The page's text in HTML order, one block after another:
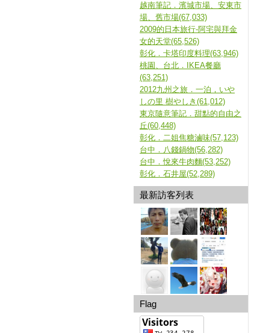
越南筆記．濱城市場、安東市
場、舊市場(67,033)
2009的日本旅行-阿宅與拜金
女的天堂(65,526)
彰化．卡塔印度料理(63,946)
桃園、台北．IKEA餐廳
(63,251)
2012九州之旅．一泊，いや
しの里 樹やしき(61,012)
東京隨意筆記．甜點的自由之
丘(60,448)
彰化．二姐焦糖滷味(57,123)
台中．八錢鍋物(56,282)
台中．悅來牛肉麵(53,252)
彰化．石井屋(52,289)
最新訪客列表
Flag